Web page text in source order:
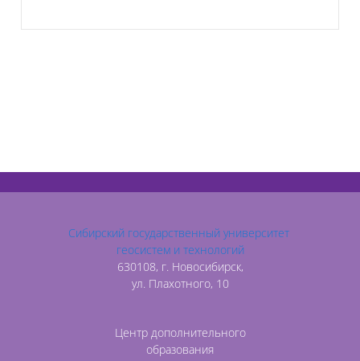
Сибирский государственный университет
геосистем и технологий
630108, г. Новосибирск,
ул. Плахотного, 10
Центр дополнительного
образования